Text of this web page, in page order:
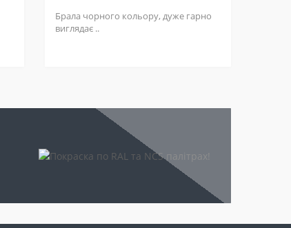
Брала чорного кольору, дуже гарно
виглядає ..